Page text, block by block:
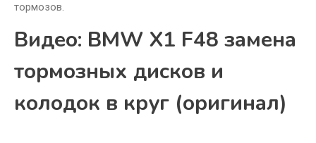
тормозов.
Видео: BMW X1 F48 замена
тормозных дисков и
колодок в круг (оригинал)